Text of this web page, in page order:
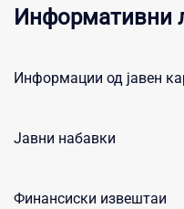
Информативни
Информации од јавен
Јавни набавки
Финансиски извештаи